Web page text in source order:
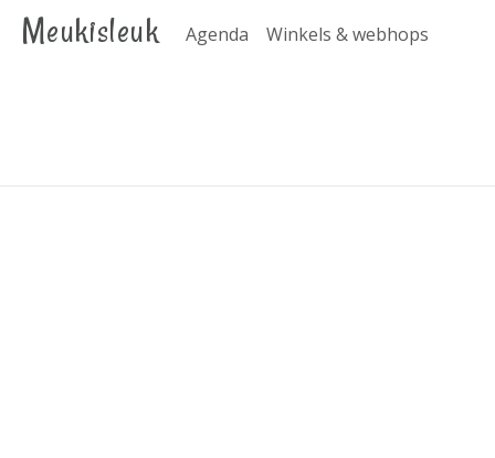
Meukisleuk Agenda Winkels & webhops